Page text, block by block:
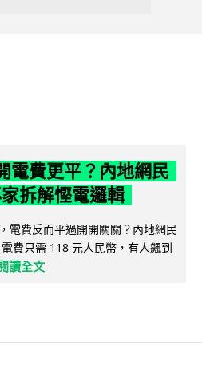
電費更平？內地網民
拆解慳電邏輯
電費反而平過開開關關？內地網民
費只需 118 元人民幣，有人飆到
閱讀全文